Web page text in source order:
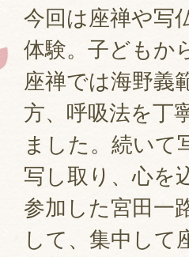
今回は座禅や写
体験。子どもか
座禅では海野義
方、呼吸法を丁
ました。続いて
写し取り、心を
参加した宮田一
して、集中して